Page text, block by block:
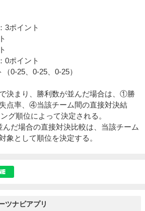
3ポイント
0ポイント
0-25、0-25、0-25）
決まり、勝利数が並んだ場合は、①勝
点率、④当該チーム間の直接対決結
グ順位によって決定される。
だ場合の直接対決比較は、当該チーム
象として順位を決定する。
ツナビアプリ